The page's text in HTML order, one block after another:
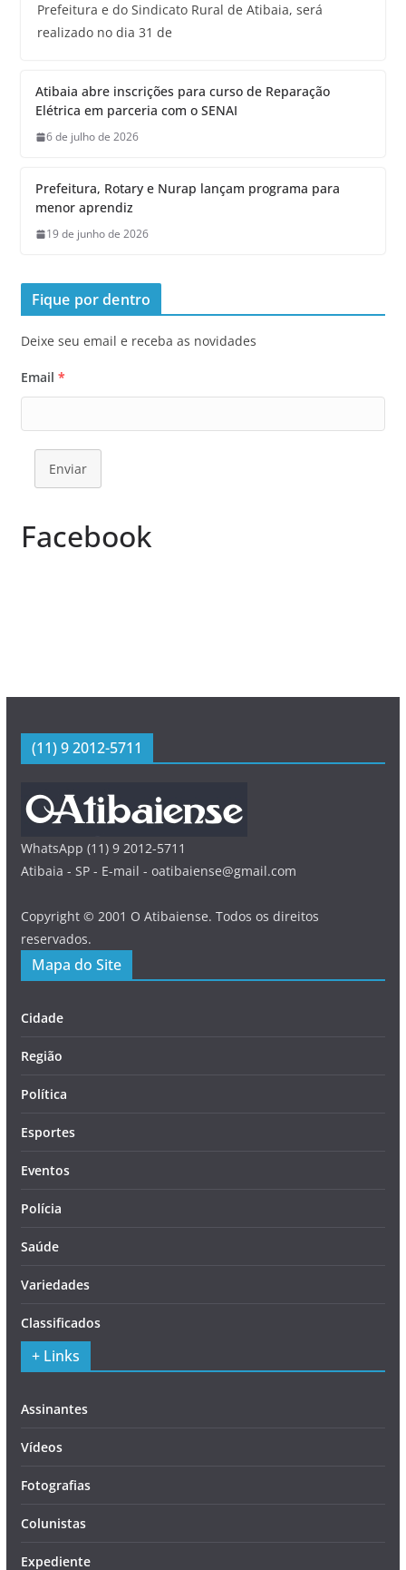
Prefeitura e do Sindicato Rural de Atibaia, será
realizado no dia 31 de
Atibaia abre inscrições para curso de Reparação
Elétrica em parceria com o SENAI
6 de julho de 2026
Prefeitura, Rotary e Nurap lançam programa para
menor aprendiz
19 de junho de 2026
Fique por dentro
Deixe seu email e receba as novidades
Email *
Enviar
Facebook
(11) 9 2012-5711
WhatsApp (11) 9 2012-5711
Atibaia - SP - E-mail - oatibaiense@gmail.com
Copyright © 2001 O Atibaiense. Todos os direitos
reservados.
Mapa do Site
Cidade
Região
Política
Esportes
Eventos
Polícia
Saúde
Variedades
Classificados
+ Links
Assinantes
Vídeos
Fotografias
Colunistas
Expediente